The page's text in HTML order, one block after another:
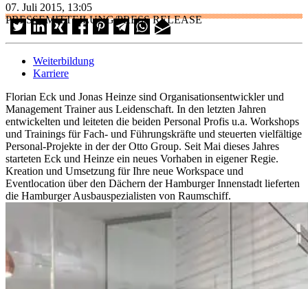
07. Juli 2015, 13:05
PRESSEMITTEILUNG/PRESS RELEASE
Weiterbildung
Karriere
Florian Eck und Jonas Heinze sind Organisationsentwickler und
Management Trainer aus Leidenschaft. In den letzten Jahren
entwickelten und leiteten die beiden Personal Profis u.a. Workshops
und Trainings für Fach- und Führungskräfte und steuerten vielfältige
Personal-Projekte in der der Otto Group. Seit Mai dieses Jahres
starteten Eck und Heinze ein neues Vorhaben in eigener Regie.
Kreation und Umsetzung für Ihre neue Workspace und
Eventlocation über den Dächern der Hamburger Innenstadt lieferten
die Hamburger Ausbauspezialisten von Raumschiff.